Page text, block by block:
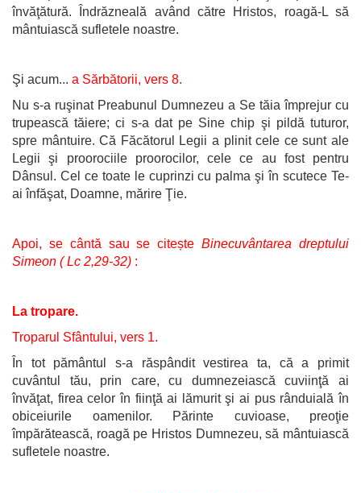
învăţătură. Îndrăzneală având către Hristos, roagă-L să
mântuiască sufletele noastre.
Şi acum... a Sărbătorii, vers 8.
Nu s-a ruşinat Preabunul Dumnezeu a Se tăia împrejur cu
trupească tăiere; ci s-a dat pe Sine chip şi pildă tuturor,
spre mântuire. Că Făcătorul Legii a plinit cele ce sunt ale
Legii şi proorociile proorocilor, cele ce au fost pentru
Dânsul. Cel ce toate le cuprinzi cu palma şi în scutece Te-
ai înfăşat, Doamne, mărire Ţie.
Apoi, se cântă sau se citeșteBinecuvântarea dreptului
Simeon ( Lc 2,29-32) :
La tropare.
Troparul Sfântului, vers 1.
În tot pământul s-a răspândit vestirea ta, că a primit
cuvântul tău, prin care, cu dumnezeiască cuviinţă ai
învăţat, firea celor în fiinţă ai lămurit şi ai pus rânduială în
obiceiurile oamenilor. Părinte cuvioase, preoţie
împărătească, roagă pe Hristos Dumnezeu, să mântuiască
sufletele noastre.